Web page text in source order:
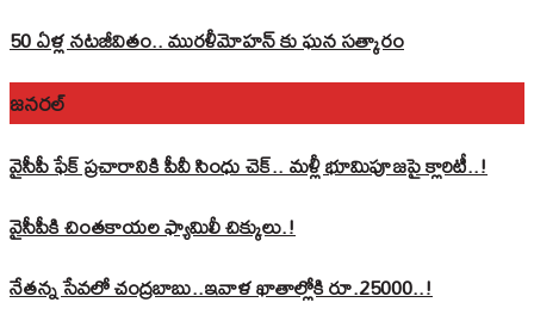
50 ఏళ్ల నటజీవితం.. మురళీమోహన్ కు ఘన సత్కారం
జనరల్
వైసీపీ ఫేక్ ప్రచారానికి పీవీ సింధు చెక్.. మళ్లీ భూమిపూజపై క్లారిటీ..!
వైసీపీకి చింతకాయల ఫ్యామిలీ చిక్కులు.!
నేతన్న సేవలో చంద్రబాబు..ఇవాళ ఖాతాల్లోకి రూ.25000..!